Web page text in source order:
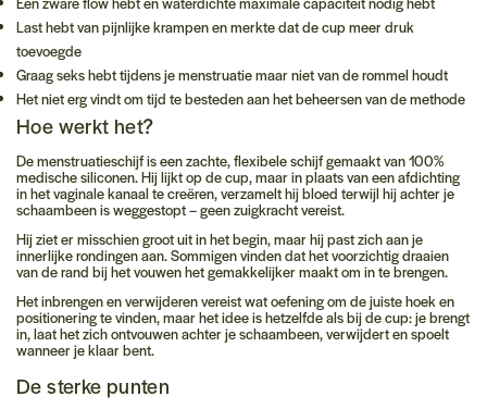
Last hebt van pijnlijke krampen en merkte dat de cup meer druk
toevoegde
Graag seks hebt tijdens je menstruatie maar niet van de rommel houdt
Het niet erg vindt om tijd te besteden aan het beheersen van de methode
Hoe werkt het?
De menstruatieschijf is een zachte, flexibele schijf gemaakt van 100%
medische siliconen. Hij lijkt op de cup, maar in plaats van een afdichting
in het vaginale kanaal te creëren, verzamelt hij bloed terwijl hij achter je
schaambeen is weggestopt – geen zuigkracht vereist.
Hij ziet er misschien groot uit in het begin, maar hij past zich aan je
innerlijke rondingen aan. Sommigen vinden dat het voorzichtig draaien
van de rand bij het vouwen het gemakkelijker maakt om in te brengen.
Het inbrengen en verwijderen vereist wat oefening om de juiste hoek en
positionering te vinden, maar het idee is hetzelfde als bij de cup: je brengt
in, laat het zich ontvouwen achter je schaambeen, verwijdert en spoelt
wanneer je klaar bent.
De sterke punten